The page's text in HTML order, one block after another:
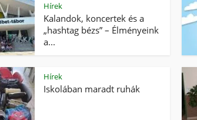
Hírek
Kalandok, koncertek és a
„hashtag bézs” – Élményeink
a...
Hírek
Iskolában maradt ruhák